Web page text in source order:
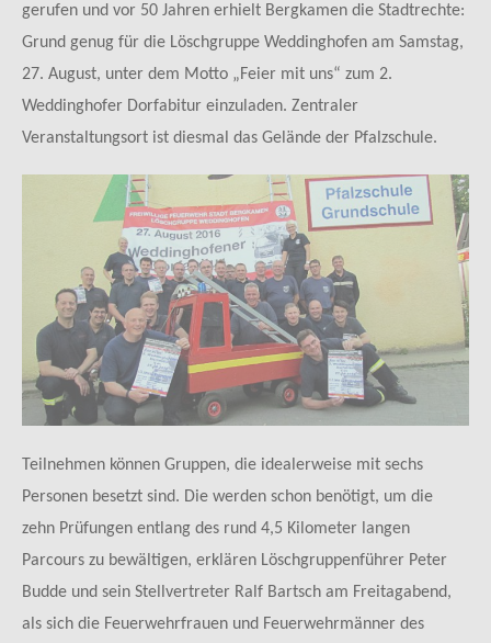
gerufen und vor 50 Jahren erhielt Bergkamen die Stadtrechte:
Grund genug für die Löschgruppe Weddinghofen am Samstag,
27. August, unter dem Motto „Feier mit uns“ zum 2.
Weddinghofer Dorfabitur einzuladen. Zentraler
Veranstaltungsort ist diesmal das Gelände der Pfalzschule.
Teilnehmen können Gruppen, die idealerweise mit sechs
Personen besetzt sind. Die werden schon benötigt, um die
zehn Prüfungen entlang des rund 4,5 Kilometer langen
Parcours zu bewältigen, erklären Löschgruppenführer Peter
Budde und sein Stellvertreter Ralf Bartsch am Freitagabend,
als sich die Feuerwehrfrauen und Feuerwehrmänner des